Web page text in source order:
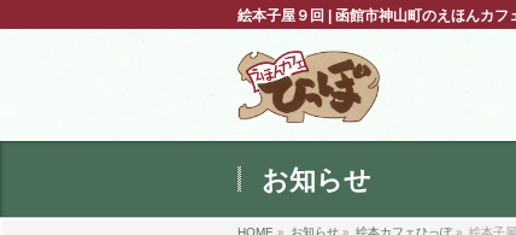
絵本子屋９回 | 函館市神山町のえほんカ
お知らせ
HOME » お知らせ » 絵本カフェひっぽ» 絵本子